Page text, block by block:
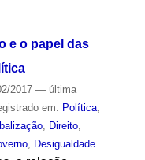
e o papel das
2017 — última
em: Política,
, Direito,
, Desigualdade